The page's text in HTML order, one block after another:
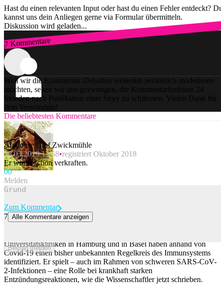
Hast du einen relevanten Input oder hast du einen Fehler entdeckt?
kannst uns dein Anliegen gerne via Formular übermitteln.
Diskussion wird geladen...
7 Kommentare
Zum Login
Weil wir die Kommentar-Debatten weiterhin persönlich moderieren
möchten, sehen wir uns gezwungen, die Kommentarfunktion 24
Stunden nach Publikation einer Story zu schliessen. Vielen Dank für
dein Verständnis!
Die beliebtesten Kommentare
Alphonse Graf Zwickmühle
28.03.2019 13:58 registriert Oktober 2018
Er wird's schon verkraften.
00
Melden
Beitrag melden
Zum Kommentar
7 Alle Kommentare anzeigen
Universitätskliniken in Hamburg und in Basel haben anhand von
Covid-19 einen bisher unbekannten Regelkreis des Immunsystems
identifiziert. Er spielt – auch im Rahmen von schweren SARS-CoV-
2-Infektionen – eine Rolle bei krankhaft starken
Entzündungsreaktionen, wie die Wissenschaftler jetzt schrieben.